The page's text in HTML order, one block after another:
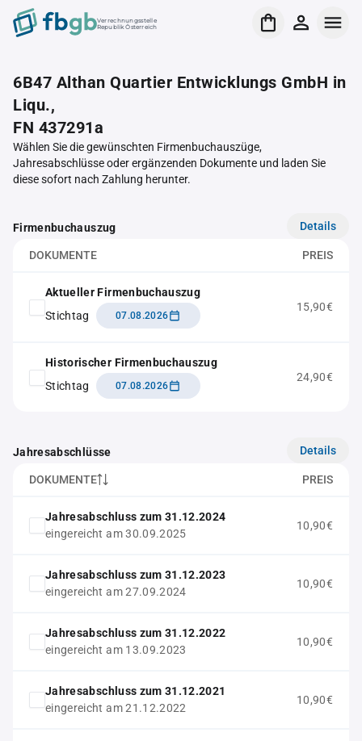
Verrechnungsstelle
Republik Österreich
6B47 Althan Quartier Entwicklungs GmbH in
Liqu.,
FN 437291a
Wählen Sie die gewünschten Firmenbuchauszüge,
Jahresabschlüsse oder ergänzenden Dokumente und laden Sie
diese sofort nach Zahlung herunter.
Firmenbuchauszug Details
DOKUMENTE PREIS
Aktueller Firmenbuchauszug
Stichtag
07.08.2026
15,90€
Historischer Firmenbuchauszug
Stichtag
07.08.2026
24,90€
Jahresabschlüsse Details
DOKUMENTE PREIS
Jahresabschluss zum 31.12.2024
eingereicht am 30.09.2025
10,90€
Jahresabschluss zum 31.12.2023
eingereicht am 27.09.2024
10,90€
Jahresabschluss zum 31.12.2022
eingereicht am 13.09.2023
10,90€
Jahresabschluss zum 31.12.2021
eingereicht am 21.12.2022
10,90€